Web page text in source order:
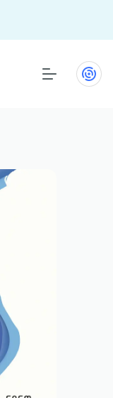
და 5